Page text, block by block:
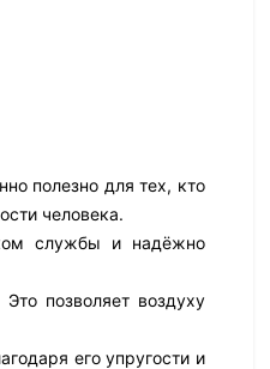
полезно для тех, кто
человека.
службы и надёжно
позволяет воздуху
его упругости и